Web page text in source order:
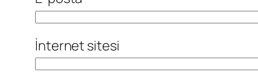
İnternet sitesi